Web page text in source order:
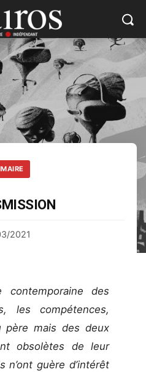
2021
des
les compétences,
père mais des deux
obsolètes de leur
n’ont guère d’intérêt